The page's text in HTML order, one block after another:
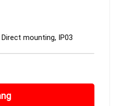
Direct mounting, IP03